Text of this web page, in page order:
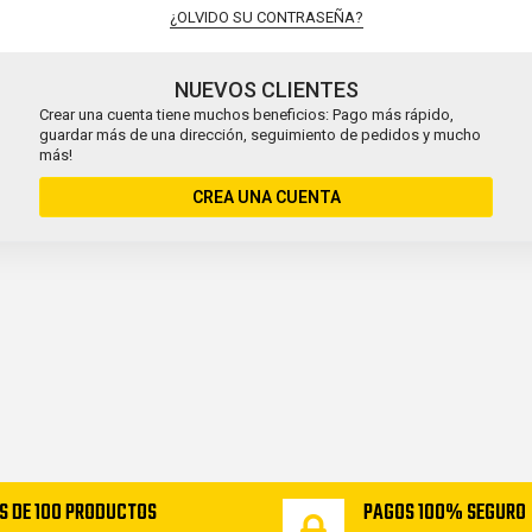
¿OLVIDO SU CONTRASEÑA?
NUEVOS CLIENTES
Crear una cuenta tiene muchos beneficios: Pago más rápido,
guardar más de una dirección, seguimiento de pedidos y mucho
más!
CREA UNA CUENTA
DE 100 PRODUCTOS PAGOS 100% SEGURO